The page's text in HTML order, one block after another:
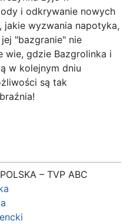
i odkrywanie nowych
jakie wyzwania napotyka,
"bazgranie" nie
wie, gdzie Bazgrolinka i
w kolejnym dniu
są tak
– TVP ABC